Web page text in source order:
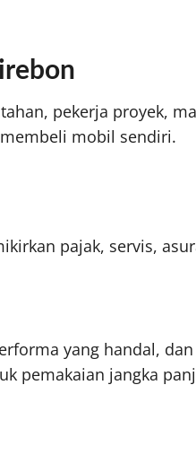
pekerja proyek,
mobil sendiri.
pajak, servis,
yang handal,
pemakaian jangka